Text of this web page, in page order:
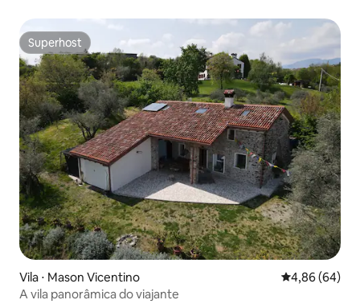
Superhost
Superhost
Vila ⋅ Mason Vicentino 4,86 de uma
4,86 (64)
A vila panorâmica do viajante